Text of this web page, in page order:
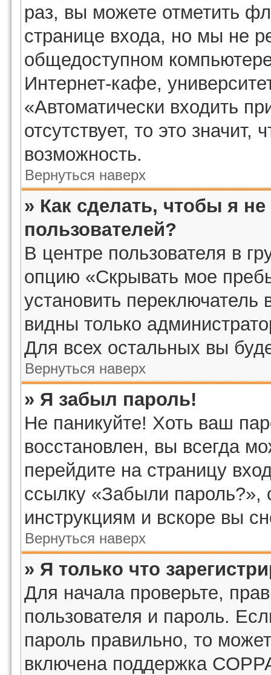
раз, вы можете отметить
странице входа, но мы не
общедоступном
Интернет-кафе,
«Автоматически входить
отсутствует, то это
возможность.
Вернуться наверх
» Как сделать, чтобы я
пользователей?
В центре пользователя в
опцию «Скрывать мое
установить
видны только
Для всех остальных вы
Вернуться наверх
» Я забыл пароль!
Не паникуйте! Хоть ваш
восстановлен, вы всегда
перейдите на страницу
ссылку «Забыли
инструкциям и вскоре вы
Вернуться наверх
» Я только что
Для начала проверьте,
пользователя и пароль.
пароль правильно, то
включена поддержка